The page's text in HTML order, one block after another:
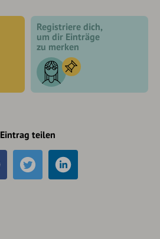
Registriere dich,
um dir Einträge
zu merken
Eintrag teilen